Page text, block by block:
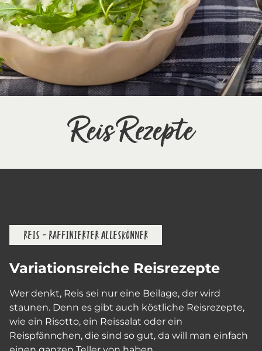
Reis Rezepte
REIS – RAFFINIERTER ALLESKÖNNER
Variationsreiche Reisrezepte
Wer denkt, Reis sei nur eine Beilage, der wird
staunen. Denn es gibt auch köstliche Reisrezepte,
wie ein Risotto, ein Reissalat oder ein
Reispfännchen, die sind so gut, da will man einfach